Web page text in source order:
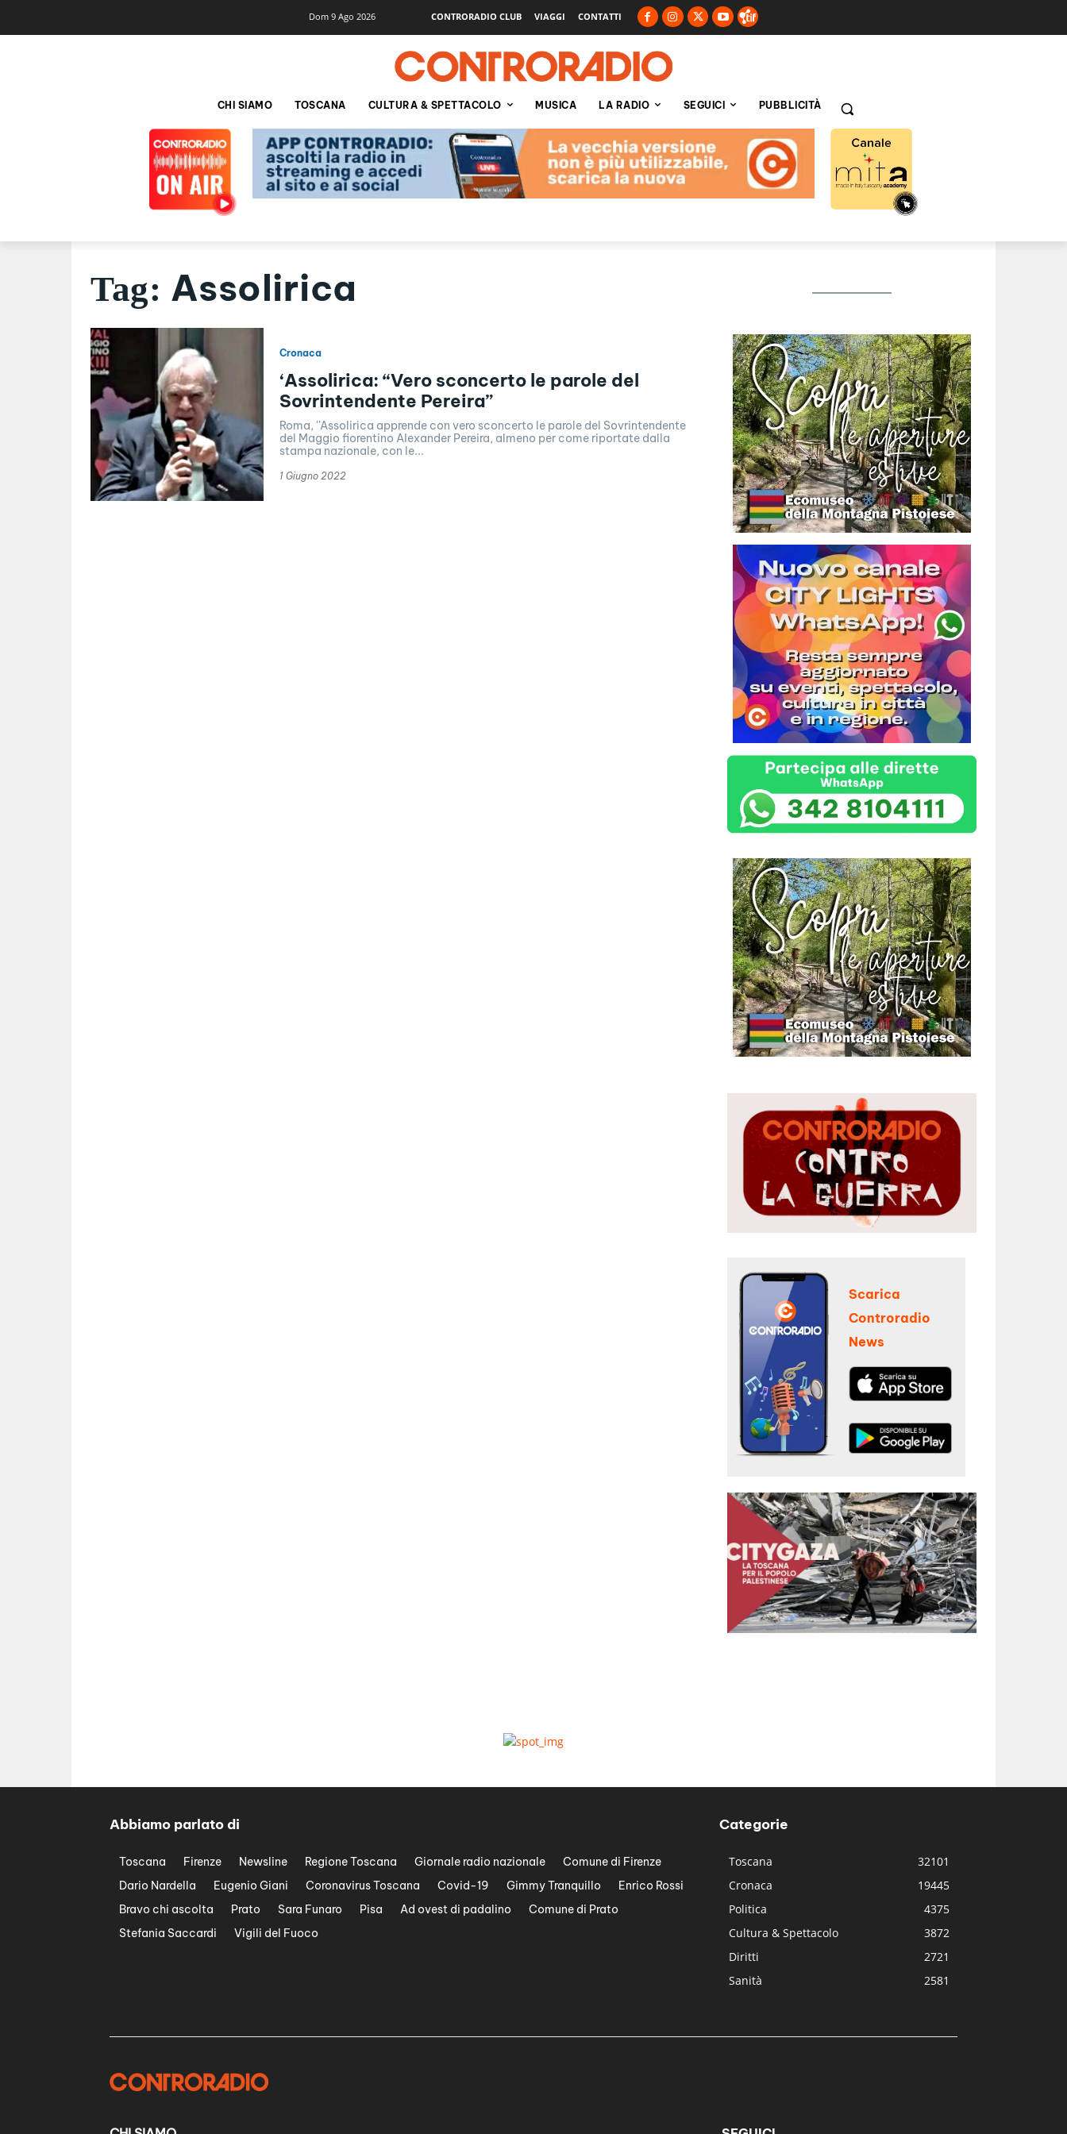
Dom 9 Ago 2026 CONTRORADIO CLUB VIAGGI CONTATTI
CHI SIAMO TOSCANA CULTURA & SPETTACOLO MUSICA LA RADIO SEGUICI PUBBLICITÀ
Tag: Assolirica
Cronaca
‘Assolirica: “Vero sconcerto le parole del
Sovrintendente Pereira”
Roma, ''Assolirica apprende con vero sconcerto le parole del Sovrintendente
del Maggio fiorentino Alexander Pereira, almeno per come riportate dalla
stampa nazionale, con le...
1 Giugno 2022
Scarica
Controradio
News
Abbiamo parlato di
Toscana Firenze Newsline Regione Toscana Giornale radio nazionale
Comune di Firenze
Dario Nardella
Eugenio Giani Coronavirus Toscana Covid-19 Gimmy Tranquillo
Enrico Rossi
Bravo chi ascolta
Prato Sara Funaro Pisa Ad ovest di padalino
Comune di Prato
Stefania Saccardi
Vigili del Fuoco
Categorie
Toscana
32101
Cronaca
19445
Politica
4375
Cultura & Spettacolo
3872
Diritti
2721
Sanità
2581